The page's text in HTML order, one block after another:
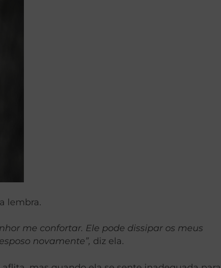
lembra.
me confortar. Ele pode dissipar os meus
novamente”, diz ela.